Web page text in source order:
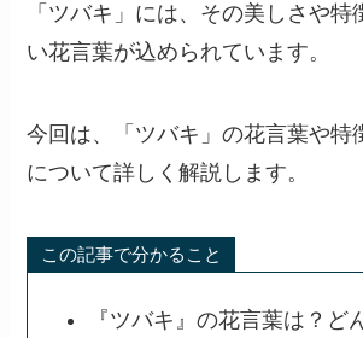
「ツバキ」には、その美しさや特
い花言葉が込められています。
今回は、「ツバキ」の花言葉や特
について詳しく解説します。
この記事で分かること
『ツバキ』の花言葉は？ど